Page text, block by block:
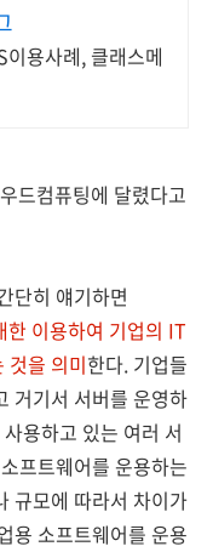
용사례, 클래스메
드컴퓨팅에 달렸다고
단히 얘기하면
이용하여 기업의 IT
것을 의미한다. 기업들
거기서 서버를 운영하
용하고 있는 여러 서
프트웨어를 운용하는
규모에 따라서 차이가
용 소프트웨어를 운용